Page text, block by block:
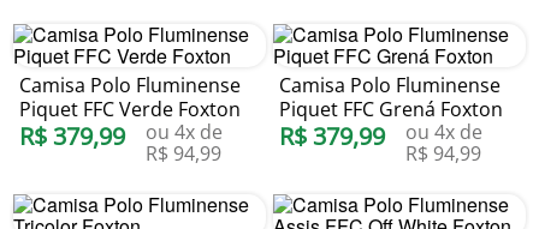
Camisa Polo Fluminense
Piquet FFC Verde Foxton
R$ 379,99 ou 4x de
R$ 94,99
Camisa Polo Fluminense
Piquet FFC Grená Foxton
R$ 379,99 ou 4x de
R$ 94,99